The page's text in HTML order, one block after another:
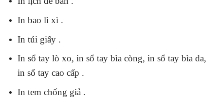
In bao lì xì .
In túi giấy .
In sổ tay lò xo, in sổ tay bìa còng, in sổ tay bìa da,
in sổ tay cao cấp .
In tem chống giả .